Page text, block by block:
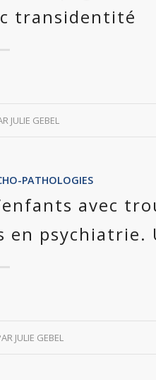
transidentité
JULIE GEBEL
PATHOLOGIES
avec
psychiatrie.
JULIE GEBEL